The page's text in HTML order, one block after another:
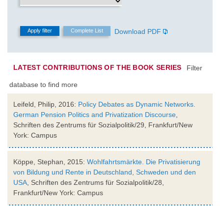
Download PDF
LATEST CONTRIBUTIONS OF THE BOOK SERIES Filter
database to find more
Leifeld, Philip, 2016: Policy Debates as Dynamic Networks.
German Pension Politics and Privatization Discourse
Schriften des Zentrums für Sozialpolitik/29, Frankfurt/New
York: Campus
Köppe, Stephan, 2015: Wohlfahrtsmärkte. Die Privatisierung
von Bildung und Rente in Deutschland, Schweden und den
USA , Schriften des Zentrums für Sozialpolitik/28,
Frankfurt/New York: Campus